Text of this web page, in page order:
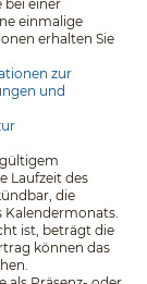
bei einer
einmalige
erhalten Sie
zur
und
Laufzeit des
die
Kalendermonats.
ist, beträgt die
können das